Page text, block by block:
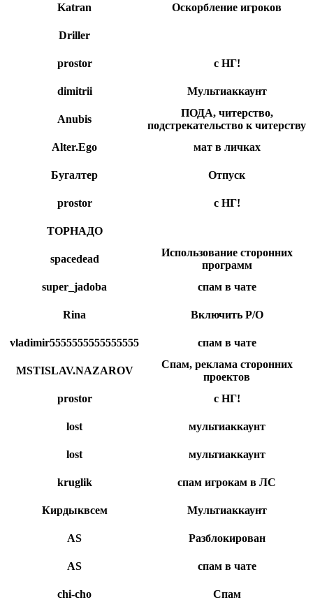
Katran Оскорбление игроков
Driller
prostor с НГ!
dimitrii Мультиаккаунт
Anubis
ПОДА, читерство,
подстрекательство к читерству
Alter.Ego
мат в личках
Бугалтер Отпуск
prostor с НГ!
ТОРНАДО
spacedead
Использование сторонних
программ
super_jadoba
спам в чате
Rina Включить Р/О
vladimir5555555555555555 спам в чате
MSTISLAV.NAZAROV
Спам, реклама сторонних
проектов
prostor
с НГ!
lоst мультиаккаунт
lost мультиаккаунт
kruglik спам игрокам в ЛС
Кирдыквсем Мультиаккаунт
AS Разблокирован
AS спам в чате
chi-cho Спам